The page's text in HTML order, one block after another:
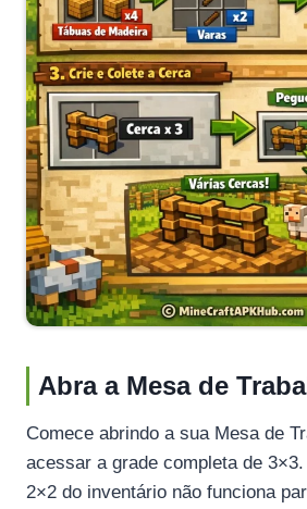
Abra a Mesa de
Comece abrindo a sua Mesa de
acessar a grade completa de 3×3.
2×2 do inventário não funciona